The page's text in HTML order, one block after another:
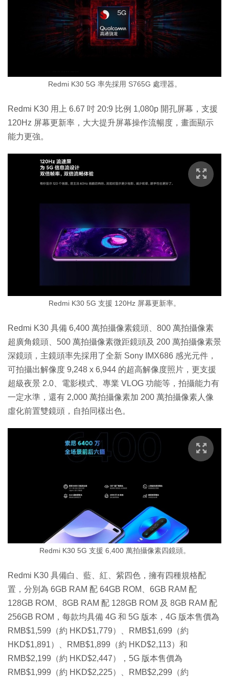
Redmi K30 5G 率先採用 S765G 處理器。
Redmi K30 用上 6.67 吋 20:9 比例 1,080p 開孔屏幕，支援
120Hz 屏幕更新率，大大提升屏幕操作流暢度，畫面顯示
能力更強。
Redmi K30 5G 支援 120Hz 屏幕更新率。
Redmi K30 具備 6,400 萬拍攝像素鏡頭、800 萬拍攝像素
超廣角鏡頭、500 萬拍攝像素微距鏡頭及 200 萬拍攝像素景
深鏡頭，主鏡頭率先採用了全新 Sony IMX686 感光元件，
可拍攝出解像度 9,248 x 6,944 的超高解像度照片，更支援
超級夜景 2.0、電影模式、專業 VLOG 功能等，拍攝能力有
一定水準，還有 2,000 萬拍攝像素加 200 萬拍攝像素人像
虛化前置雙鏡頭，自拍同樣出色。
Redmi K30 5G 支援 6,400 萬拍攝像素四鏡頭。
Redmi K30 具備白、藍、紅、紫四色，擁有四種規格配
置，分別為 6GB RAM 配 64GB ROM、6GB RAM 配
128GB ROM、8GB RAM 配 128GB ROM 及 8GB RAM 配
256GB ROM，每款均具備 4G 和 5G 版本，4G 版本售價為
RMB$1,599（約 HKD$1,779）、RMB$1,699（約
HKD$1,891）、RMB$1,899（約 HKD$2,113）和
RMB$2,199（約 HKD$2,447），5G 版本售價為
RMB$1,999（約 HKD$2,225）、RMB$2,299（約